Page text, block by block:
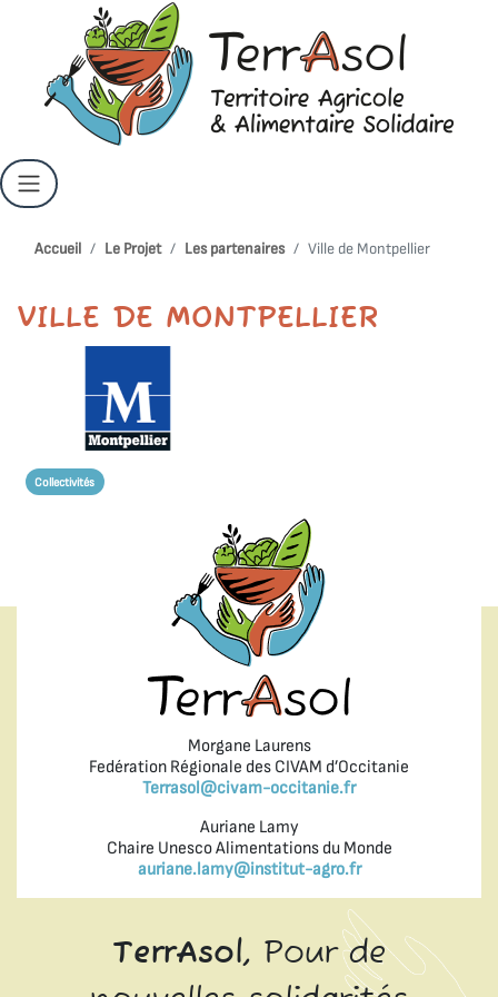
Accueil Le Projet Les partenaires Ville de Montpellier
VILLE DE MONTPELLIER
Collectivités
Morgane Laurens
Fedération Régionale des CIVAM d’Occitanie
Terrasol@civam-occitanie.fr
Auriane Lamy
Chaire Unesco Alimentations du Monde
auriane.lamy@institut-agro.fr
TerrAsol, Pour de